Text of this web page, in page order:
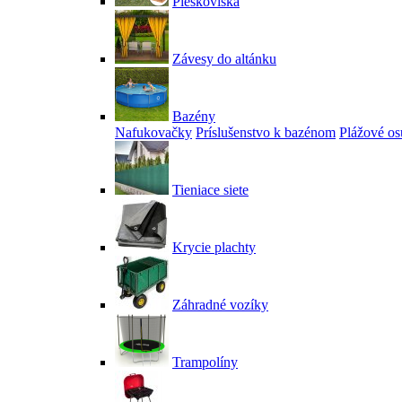
Závesy do altánku
Bazény
Nafukovačky Príslušenstvo k bazénom Plážové
Tieniace siete
Krycie plachty
Záhradné vozíky
Trampolíny